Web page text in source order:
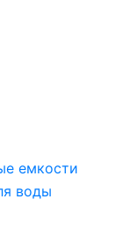
емкости
воды